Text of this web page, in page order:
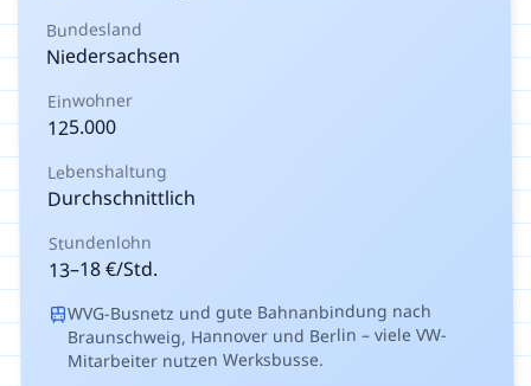
Bundesland
Niedersachsen
Einwohner
125.000
Lebenshaltung
Durchschnittlich
Stundenlohn
13–18€/Std.
WVG-Busnetz und gute Bahnanbindung nach
Braunschweig, Hannover und Berlin – viele VW-
Mitarbeiter nutzen Werksbusse.